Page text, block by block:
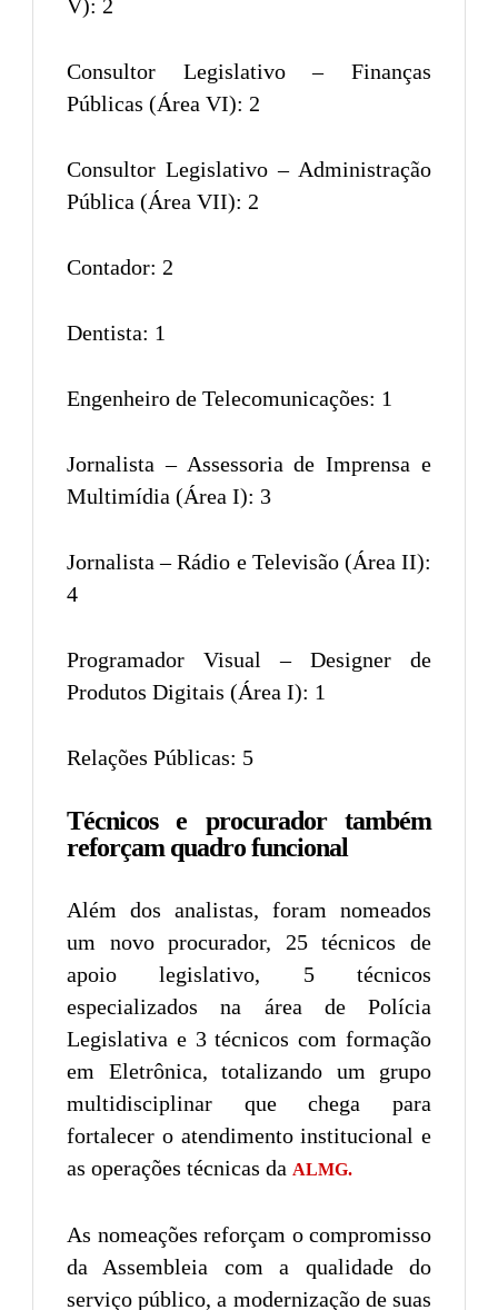
V): 2
Consultor Legislativo – Finanças
Públicas (Área VI): 2
Consultor Legislativo – Administração
Pública (Área VII): 2
Contador: 2
Dentista: 1
Engenheiro de Telecomunicações: 1
Jornalista – Assessoria de Imprensa e
Multimídia (Área I): 3
Jornalista – Rádio e Televisão (Área II):
4
Programador Visual – Designer de
Produtos Digitais (Área I): 1
Relações Públicas: 5
Técnicos e procurador também
reforçam quadro funcional
Além dos analistas, foram nomeados
um novo procurador, 25 técnicos de
apoio legislativo, 5 técnicos
especializados na área de Polícia
Legislativa e 3 técnicos com formação
em Eletrônica, totalizando um grupo
multidisciplinar que chega para
fortalecer o atendimento institucional e
as operações técnicas da ALMG.
As nomeações reforçam o compromisso
da Assembleia com a qualidade do
serviço público, a modernização de suas